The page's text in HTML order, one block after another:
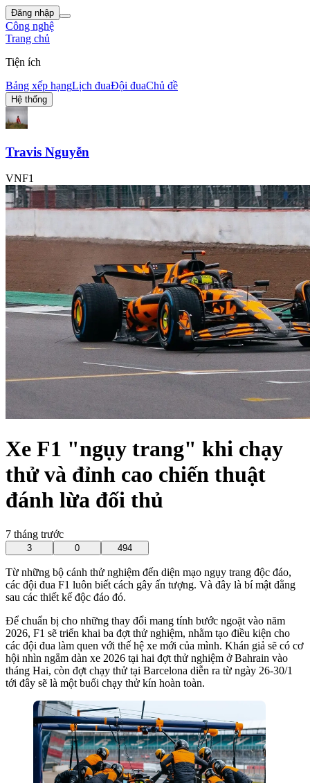
Đăng nhập
Công nghệ
Trang chủ
Tiện ích
Bảng xếp hạngLịch đuaĐội đuaChủ đề
Hệ thống
Travis Nguyễn
VNF1
Xe F1 "ngụy trang" khi chạy
thử và đỉnh cao chiến thuật
đánh lừa đối thủ
7 tháng trước
3 0 494
Từ những bộ cánh thử nghiệm đến diện mạo ngụy trang độc đáo,
các đội đua F1 luôn biết cách gây ấn tượng. Và đây là bí mật đằng
sau các thiết kế độc đáo đó.
Để chuẩn bị cho những thay đổi mang tính bước ngoặt vào năm
2026, F1 sẽ triển khai ba đợt thử nghiệm, nhằm tạo điều kiện cho
các đội đua làm quen với thế hệ xe mới của mình. Khán giả sẽ có cơ
hội nhìn ngắm dàn xe 2026 tại hai đợt thử nghiệm ở Bahrain vào
tháng Hai, còn đợt chạy thử tại Barcelona diễn ra từ ngày 26-30/1
tới đây sẽ là một buổi chạy thử kín hoàn toàn.